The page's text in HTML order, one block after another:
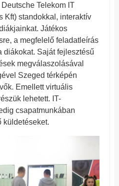
Telekom IT
Kft) standokkal, interaktív
Játékos
a megfelelő feladatleírás
diákokat. Saját fejlesztésű
megválaszolásával
Szeged térképén
Emellett virtuális
lehetett. IT-
csapatmunkában
küldetéseket.